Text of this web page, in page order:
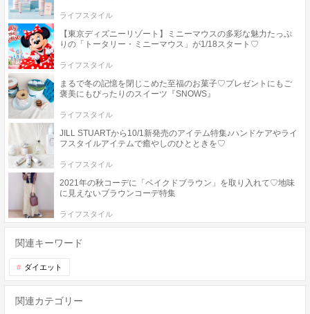
ライフスタイル
【東京ディズニーリゾート】ミニーマウスの多彩な魅力たっぷ
りの「トータリー・ミニーマウス」が1/18スタート♡
ライフスタイル
まるで冬の記憶を閉じこめた至福のお菓子♡プレゼントにもご
褒美にもぴったりのスイーツ『SNOWS』
ライフスタイル
JILL STUARTから10/1新発売のアイテム特集♪ハンドケアやライ
フスタイルアイテムで癒やしのひとときを♡
ライフスタイル
2021年の秋コーデに「ベイクドブラウン」を取り入れて♡地味
に見えないブラウンコーデ特集
ライフスタイル
関連キーワード
ダイエット
関連カテゴリー